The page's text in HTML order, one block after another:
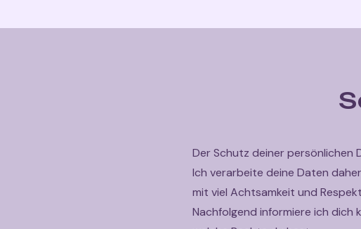
Der Schutz deiner persönlichen
Ich verarbeite deine Daten
mit viel Achtsamkeit und
Nachfolgend informiere ich dich